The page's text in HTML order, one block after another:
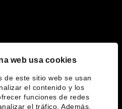
web usa cookies
de este sitio web se usan
el contenido y los
funciones de redes
el tráfico. Además,